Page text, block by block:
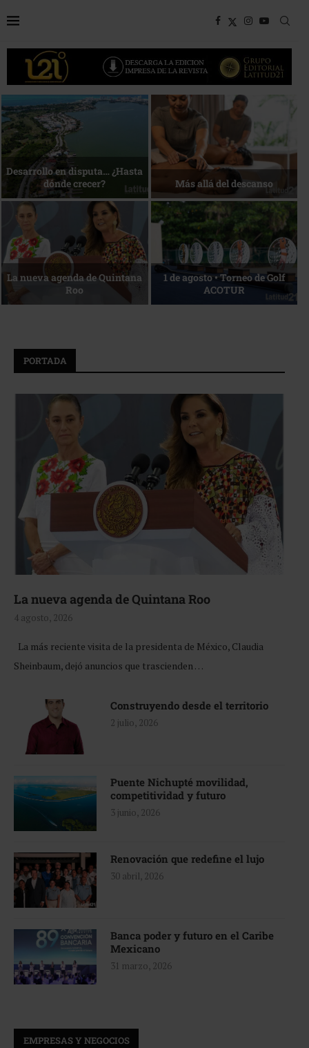
Bottega, un viaje servido a la
mesa
Energía que Impulsa la
competitividad
Reconocimiento de viajeros La esencia del servicio
PORTADA
La nueva agenda de Quintana Roo
4 agosto, 2026
La más reciente visita de la presidenta de México, Claudia
Sheinbaum, dejó anuncios que trascienden …
Construyendo desde el territorio
2 julio, 2026
Puente Nichupté movilidad,
competitividad y futuro
3 junio, 2026
Renovación que redefine el lujo
30 abril, 2026
Banca poder y futuro en el Caribe
Mexicano
31 marzo, 2026
EMPRESAS Y NEGOCIOS